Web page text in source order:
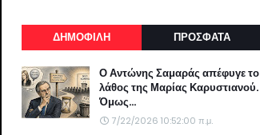
ΔΗΜΟΦΙΛΗ ΠΡΟΣΦΑΤΑ
Ο Αντώνης Σαμαράς απέφυγε το
λάθος της Μαρίας Καρυστιανού.
Όμως...
7/22/2026 10:52:00 π.μ.